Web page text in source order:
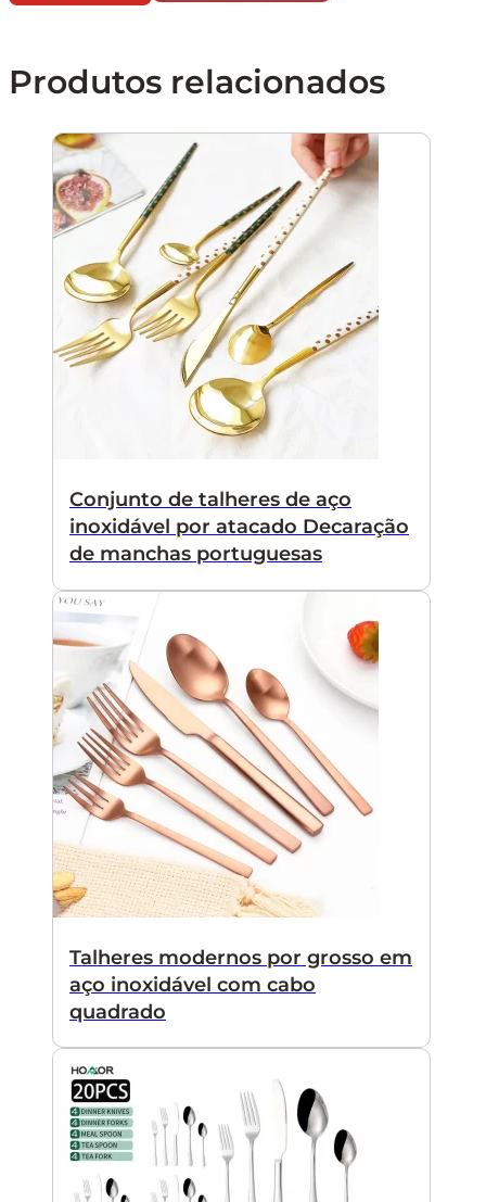
Produtos relacionados
Conjunto de talheres de aço
inoxidável por atacado Decaração
de manchas portuguesas
Talheres modernos por grosso em
aço inoxidável com cabo
quadrado